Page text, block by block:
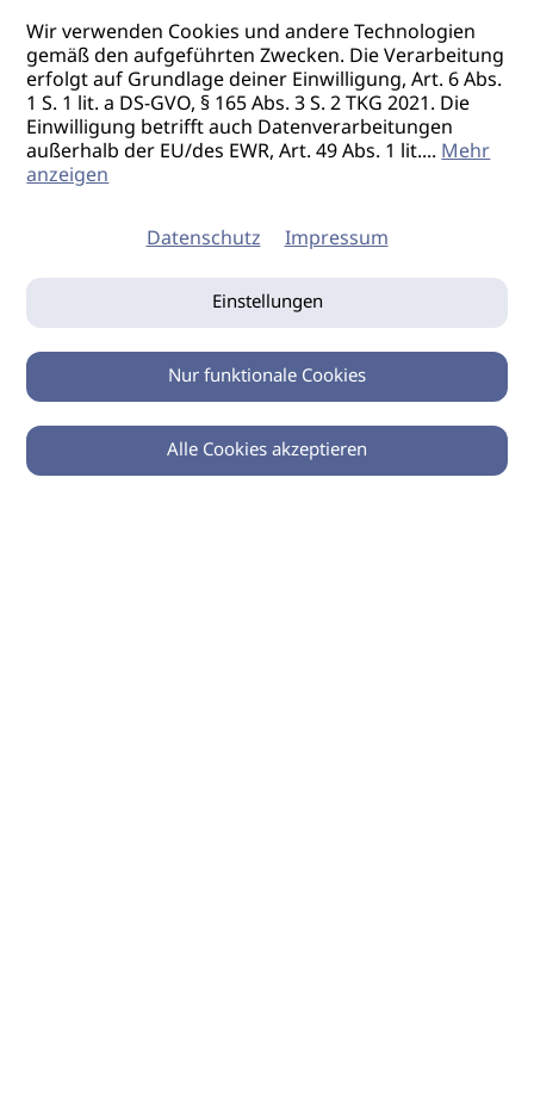
0
Wir verwenden Cookies und andere Technologien
gemäß den aufgeführten Zwecken. Die Verarbeitung
erfolgt auf Grundlage deiner Einwilligung, Art. 6 Abs.
1 S. 1 lit. a DS-GVO, § 165 Abs. 3 S. 2 TKG 2021. Die
Einwilligung betrifft auch Datenverarbeitungen
außerhalb der EU/des EWR, Art. 49 Abs. 1 lit....Mehr
anzeigen
Datenschutz Impressum
Einstellungen
Nur funktionale Cookies
Alle Cookies akzeptieren